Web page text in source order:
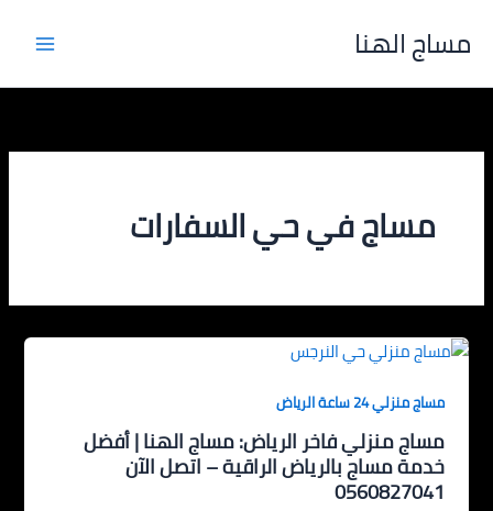
مساج الهنا
مساج في حي السفارات
مساج منزلي 24 ساعة الرياض
مساج منزلي فاخر الرياض: مساج الهنا | أفضل
خدمة مساج بالرياض الراقية – اتصل الآن
0560827041